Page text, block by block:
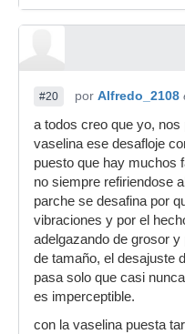
#20 por Alfredo_2108
a todos creo que yo,
vaselina ese desafloje
puesto que hay muchos
no siempre refiriendose
parche se desafina por
vibraciones y por el
adelgazando de grosor
de tamaño, el desajuste
pasa solo que casi
es imperceptible.
con la vaselina puesta